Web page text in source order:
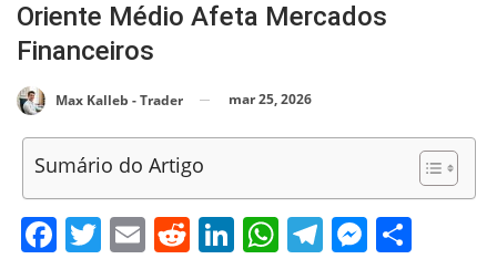
Oriente Médio Afeta Mercados
Financeiros
Max Kalleb - Trader mar 25, 2026
Sumário do Artigo
Facebook
Twitter
EmailReddit
LinkedIn
WhatsApp
Telegram